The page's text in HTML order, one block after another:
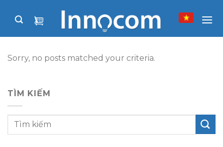
Sorry, no posts matched your criteria.
TÌM KIẾM